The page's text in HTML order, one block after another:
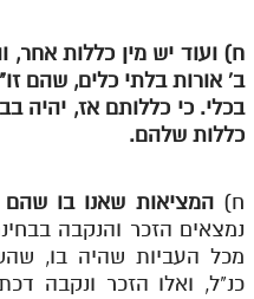
ח) ועוד יש מין כללות אחר,
ב' אורות בלתי כלים, שהם
בכלי. כי כללותם אז, יהיה
כללות שלהם.
ח)המציאות שאנו בו שהם
נמצאים הזכר והנקבה
מכל העביות שהיה בו,
כנ"ל, ואלו הזכר ונקבה